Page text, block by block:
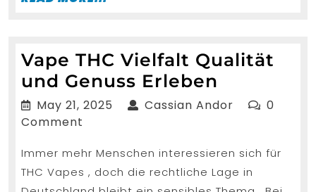
Vape THC Vielfalt Qualität
und Genuss Erleben
THC
Qualität
und
Genuss
May 21, 2025 May Cassian Andor Cassian
0
Comment
Immer mehr Menschen interessieren sich für
THC Vapes , doch die rechtliche Lage in